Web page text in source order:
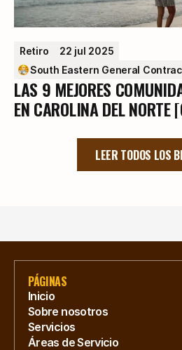
Retiro
22 jul 2025
South Eastern General
LAS 9 MEJORES
EN CAROLINA DEL
LEER TODOS LOS
PÁGINAS
Inicio
Sobre nosotros
Servicios
Áreas de Servicio